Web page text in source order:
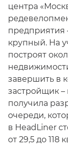
центра
предприятия
крупный. На
построят
завершить в
застройщик –
получила
очереди,
в HeadLiner
от 29,5 до 118